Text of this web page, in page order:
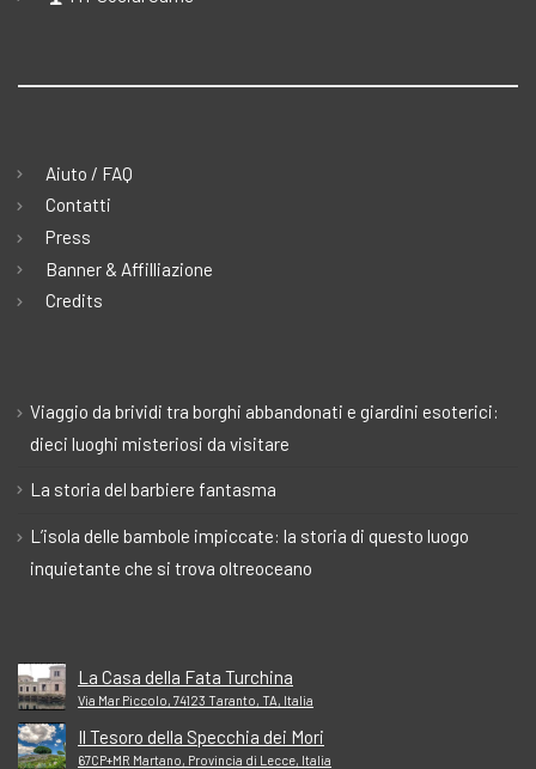
Aiuto / FAQ
Contatti
Press
Banner & Affilliazione
Credits
Viaggio da brividi tra borghi abbandonati e giardini esoterici:
dieci luoghi misteriosi da visitare
La storia del barbiere fantasma
L’isola delle bambole impiccate: la storia di questo luogo
inquietante che si trova oltreoceano
La Casa della Fata Turchina
Via Mar Piccolo, 74123 Taranto, TA, Italia
Il Tesoro della Specchia dei Mori
67CP+MR Martano, Provincia di Lecce, Italia